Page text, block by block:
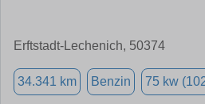
Erftstadt-Lechenich, 50374
34.341 km Benzin 75 kw